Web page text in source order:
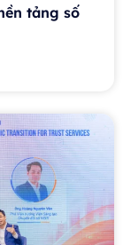
tảng số